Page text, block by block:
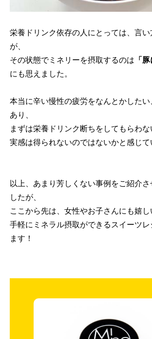
栄養ドリンク依存の人にとっては、言
が、
その状態でミネリーを摂取するのは 「
にも思えました。
本当に辛い慢性の疲労をなんとかした
あり、
まずは栄養ドリンク断ちをしてもらわな
実感は得られないのではないかと感じて
以上、あまり芳しくない事例をご紹介さ
したが、
ここから先は、女性やお子さんにも嬉し
手軽にミネラル摂取ができるスイーツ
ます！